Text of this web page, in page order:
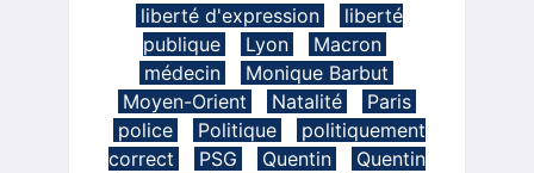
liberté d'expression
liberté
publique
Lyon
Macron
médecin
Monique Barbut
Moyen-Orient
Natalité
Paris
police
Politique
politiquement
correct
PSG Quentin
Quentin